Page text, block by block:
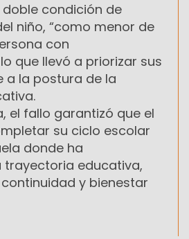
condición de
niño, “como menor de
con
que llevó a priorizar sus
a la postura de la
el fallo garantizó que el
su ciclo escolar
donde ha
trayectoria educativa,
y bienestar